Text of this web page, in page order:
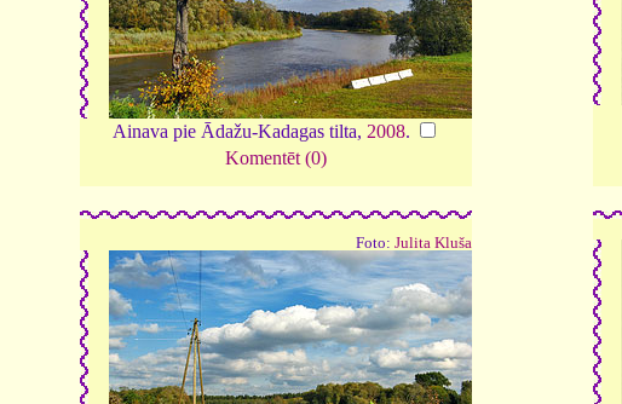
Ainava pie Ādažu-Kadagas tilta, 2008.
Komentēt (0)
Foto: Julita Kluša